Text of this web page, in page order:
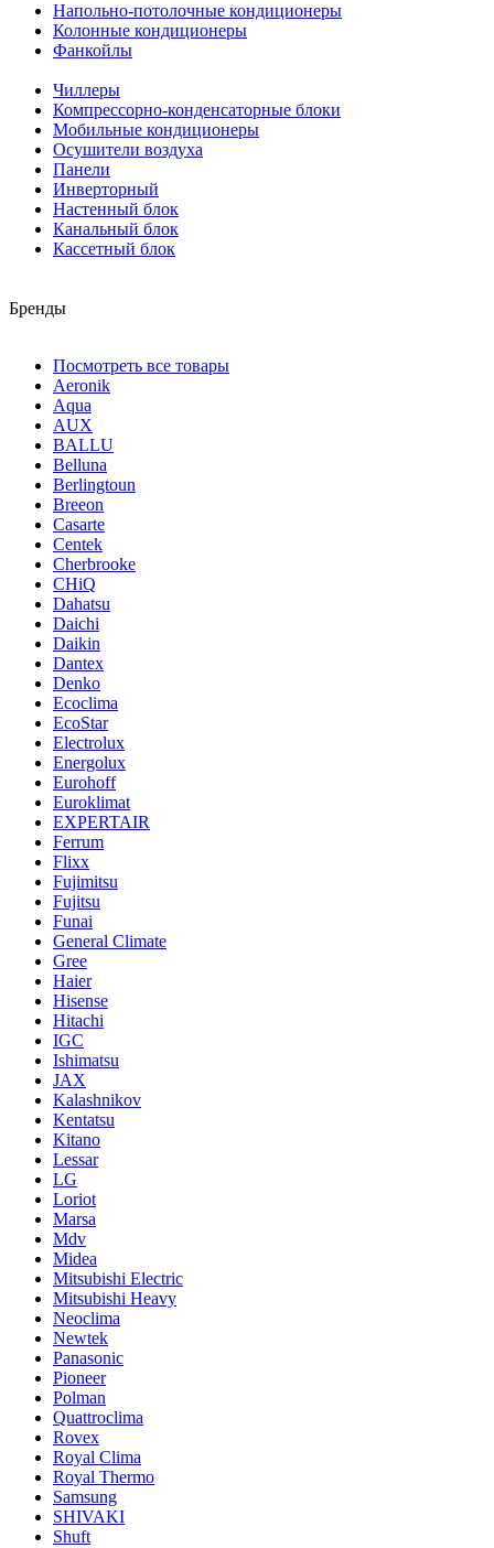
Напольно-потолочные кондиционеры
Колонные кондиционеры
Фанкойлы
Чиллеры
Компрессорно-конденсаторные блоки
Мобильные кондиционеры
Осушители воздуха
Панели
Инверторный
Настенный блок
Канальный блок
Кассетный блок
Бренды
Посмотреть все товары
Aeronik
Aqua
AUX
BALLU
Belluna
Berlingtoun
Breeon
Casarte
Centek
Cherbrooke
CHiQ
Dahatsu
Daichi
Daikin
Dantex
Denko
Ecoclima
EcoStar
Electrolux
Energolux
Eurohoff
Euroklimat
EXPERTAIR
Ferrum
Flixx
Fujimitsu
Fujitsu
Funai
General Climate
Gree
Haier
Hisense
Hitachi
IGC
Ishimatsu
JAX
Kalashnikov
Kentatsu
Kitano
Lessar
LG
Loriot
Marsa
Mdv
Midea
Mitsubishi Electric
Mitsubishi Heavy
Neoclima
Newtek
Panasonic
Pioneer
Polman
Quattroclima
Rovex
Royal Clima
Royal Thermo
Samsung
SHIVAKI
Shuft